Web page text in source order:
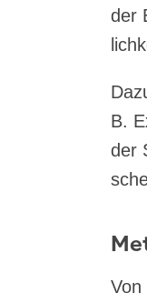
der
B.
der
Von